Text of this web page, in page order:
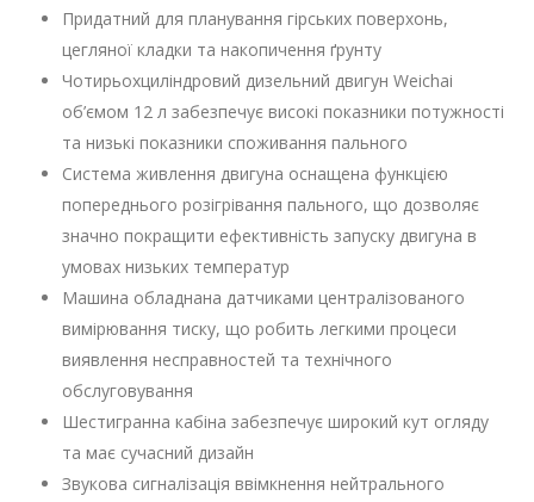
Придатний для планування гірських поверхонь,
цегляної кладки та накопичення ґрунту
Чотирьохциліндровий дизельний двигун Weichai
об’ємом 12 л забезпечує високі показники потужності
та низькі показники споживання пального
Система живлення двигуна оснащена функцією
попереднього розігрівання пального, що дозволяє
значно покращити ефективність запуску двигуна в
умовах низьких температур
Машина обладнана датчиками централізованого
вимірювання тиску, що робить легкими процеси
виявлення несправностей та технічного
обслуговування
Шестигранна кабіна забезпечує широкий кут огляду
та має сучасний дизайн
Звукова сигналізація ввімкнення нейтрального